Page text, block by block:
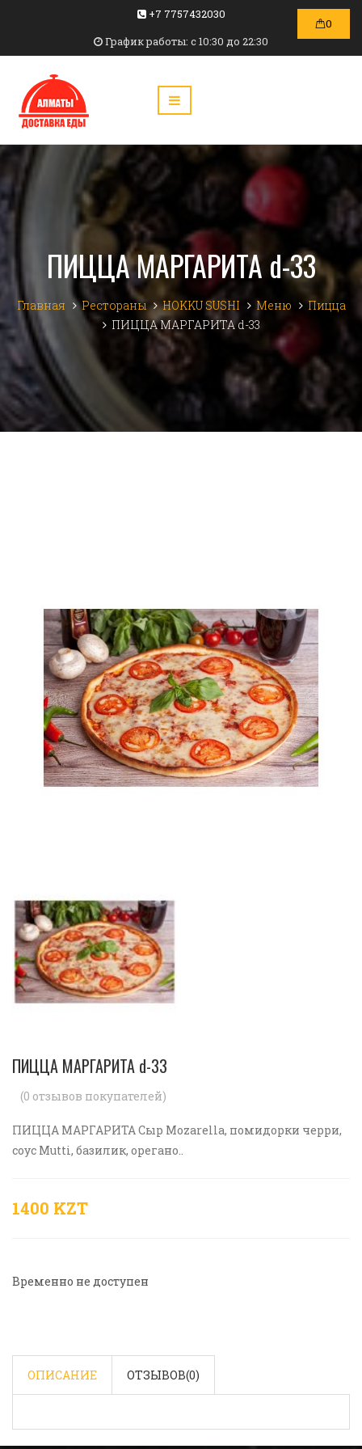
+7 7757432030
График работы: c 10:30 до 22:30
0
ПИЦЦА МАРГАРИТА d-33
Главная Рестораны HOKKU SUSHI Меню
Пицца
ПИЦЦА МАРГАРИТА d-33
ПИЦЦА МАРГАРИТА d-33
(0 отзывов покупателей)
ПИЦЦА МАРГАРИТА Сыр Mozarella, помидорки чеpри,
соус Mutti, базилик, орегано..
1400 KZT
Временно не доступен
ОПИСАНИЕ ОТЗЫВОВ(0)